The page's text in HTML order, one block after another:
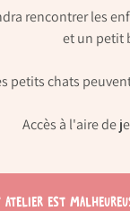
rencontrer les
et un petit
petits chats
atelier est